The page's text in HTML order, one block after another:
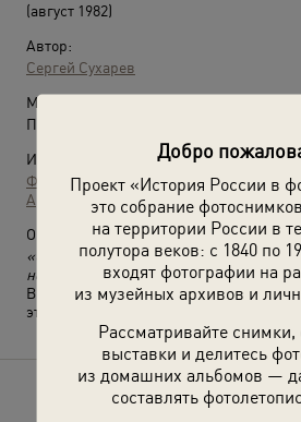
Добро
Проект «История России в
это собрание
на территории России в
полутора веков: с 1840 по
входят фотографии на
из музейных архивов и
Рассматривайте снимки,
выставки и делитесь
из домашних альбомов —
составлять
(август 1982)
Автор:
Сергей Сухарев
Место съемки:
Полярный Урал, Ямало-Ненецкий АО,
Источники:
Фотографии пользователей
Архив Павла Сергеевича Сухарева
О фотографии:
«Свежепойманную рыбу сразу солили
несколько часов. По вкусу похожа на
Выставка «Без фильтров–3.
этой фотографией.
Расскажите друзьям об